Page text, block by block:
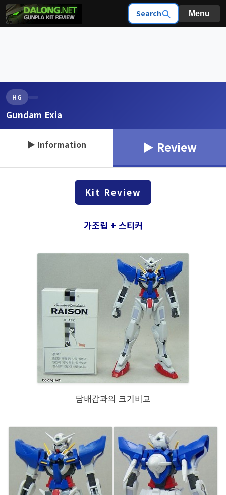
Search Menu
HG
Gundam Exia
▶ Information ▶ Review
Kit Review
가조립 + 스티커
담배갑과의 크기비교